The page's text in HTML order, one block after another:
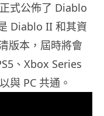
式公佈了 Diablo
Diablo II 和其資
版本，屆時將會
、Xbox Series
與 PC 共通。